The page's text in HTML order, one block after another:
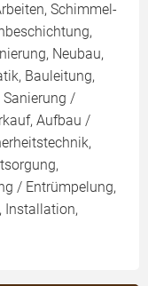
Schimmel-
Neubau,
Bauleitung,
/
Aufbau /
/ Entrümpelung,
Installation,